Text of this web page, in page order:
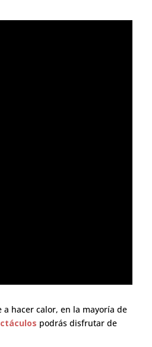
hacer calor, en la mayoría de
podrás disfrutar de